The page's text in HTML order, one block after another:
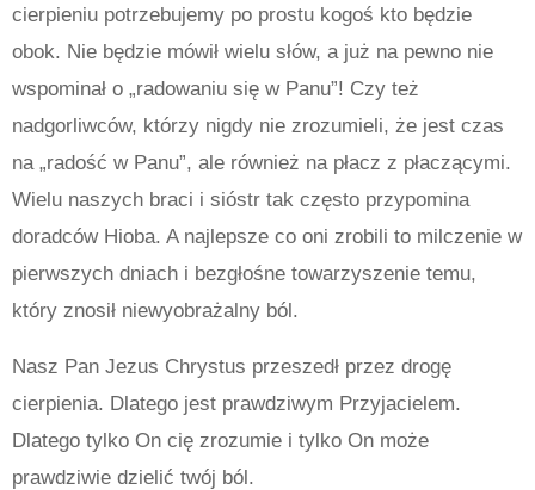
cierpieniu potrzebujemy po prostu kogoś kto będzie
obok. Nie będzie mówił wielu słów, a już na pewno nie
wspominał o „radowaniu się w Panu”! Czy też
nadgorliwców, którzy nigdy nie zrozumieli, że jest czas
na „radość w Panu”, ale również na płacz z płaczącymi.
Wielu naszych braci i sióstr tak często przypomina
doradców Hioba. A najlepsze co oni zrobili to milczenie w
pierwszych dniach i bezgłośne towarzyszenie temu,
który znosił niewyobrażalny ból.
Nasz Pan Jezus Chrystus przeszedł przez drogę
cierpienia. Dlatego jest prawdziwym Przyjacielem.
Dlatego tylko On cię zrozumie i tylko On może
prawdziwie dzielić twój ból.